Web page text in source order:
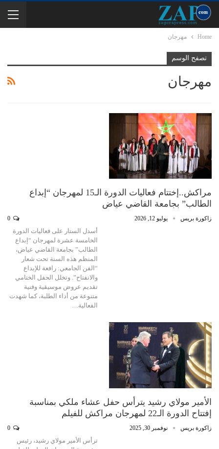
Home مهرجان
تصفح الوسم
مهرجان
مراكش..إختتام فعاليات الدورة الـ15 لمهرجان “إبداع
الطالب” بجامعة القاضي عياض
زاكورة بريس يوليو 12, 2026
أسدل الستار على فعاليات الدورة
الخامسة عشرة لمهرجان “إبداع
الطالب” بجامعة القاضي عياض،
المنظم هذه السنة تحت شعار
“الفن الجامعي: رافعة للإبداع
والانفتاح”. وتخلل الحفل الختامي
تقديم عروض موسيقية وفنية
متنوعة من أداء الطلبة، كما شهدت
الفعالية…
الأمير مولاي رشيد يترأس حفل عشاء ملكي بمناسبة
إفتتاح الدورة الـ22 لمهرجان مراكش للفيلم
زاكورة بريس نوفمبر 30, 2025
ترأس الأمير مولاي رشيد، رئيس